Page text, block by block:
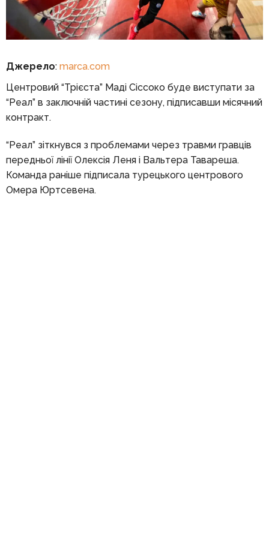
Джерело: marca.com
Центровий “Трієста” Маді Сіссоко буде виступати за
“Реал” в заключній частині сезону, підписавши місячний
контракт.
“Реал” зіткнувся з проблемами через травми гравців
передньої лінії Олексія Леня і Вальтера Тавареша.
Команда раніше підписала турецького центрового
Омера Юртсевена.